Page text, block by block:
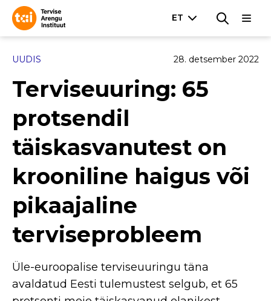
UUDIS 28. detsember 2022
Terviseuuring: 65
protsendil
täiskasvanutest on
krooniline haigus või
pikaajaline
terviseprobleem
Üle-euroopalise terviseuuringu täna
avaldatud Eesti tulemustest selgub, et 65